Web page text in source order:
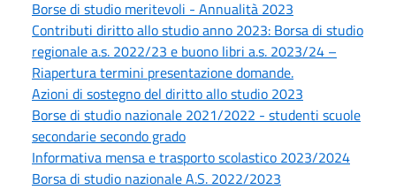
Borse di studio meritevoli - Annualità 2023
Contributi diritto allo studio anno 2023: Borsa di studio
regionale a.s. 2022/23 e buono libri a.s. 2023/24 –
Riapertura termini presentazione domande.
Azioni di sostegno del diritto allo studio 2023
Borse di studio nazionale 2021/2022 - studenti scuole
secondarie secondo grado
Informativa mensa e trasporto scolastico 2023/2024
Borsa di studio nazionale A.S. 2022/2023